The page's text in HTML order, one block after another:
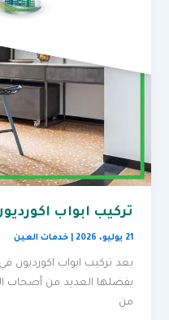
تركيب ابواب
21 يوليو، 2026 |خدمات العين
يعد تركيب ابواب اكورديون
يفضلها العديد من أصحاب
من